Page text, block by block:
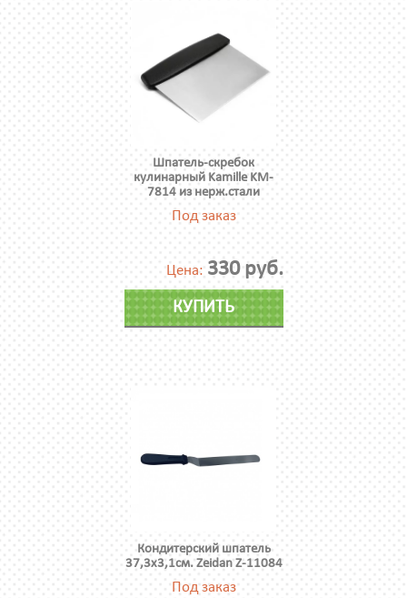
Шпатель-скребок
кулинарный Kamille KM-
7814 из нерж.стали
Под заказ
Цена: 330 руб.
КУПИТЬ
Кондитерский шпатель
37,3х3,1см. Zeidan Z-11084
Под заказ